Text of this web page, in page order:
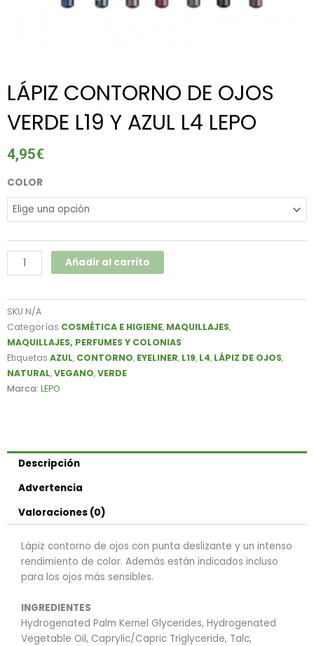
LÁPIZ CONTORNO DE OJOS
VERDE L19 Y AZUL L4 LEPO
4,95€
COLOR
LÁPIZ
CONTORNO
DE
OJOS
VERDE
Y
L4
LEPO
cantidad
Añadir al carrito
SKU N/A
Categorías COSMÉTICA E HIGIENE, MAQUILLAJES,
MAQUILLAJES, PERFUMES Y COLONIAS
Etiquetas AZUL, CONTORNO, EYELINER, L19, L4, LÁPIZ DE OJOS,
NATURAL,VEGANO,VERDE
Marca: LEPO
Descripción
Advertencia
Valoraciones (0)
Lápiz contorno de ojos con punta deslizante y un intenso
rendimiento de color. Además están indicados incluso
para los ojos más sensibles.
INGREDIENTES
Hydrogenated Palm Kernel Glycerides, Hydrogenated
Vegetable Oil, Caprylic/Capric Triglyceride, Talc,